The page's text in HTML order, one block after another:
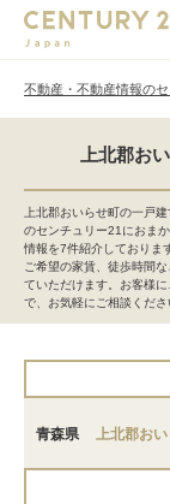
不動産・不動産情報の
上北郡お
上北郡おいらせ町の一戸
のセンチュリー21におま
情報を7件紹介しておりま
ご希望の家賃、徒歩時間
ていただけます。お客様
で、お気軽にご相談くださ
青森県 上北郡お